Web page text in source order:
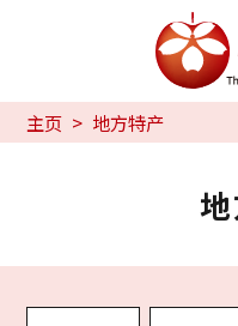
主页 地方特产